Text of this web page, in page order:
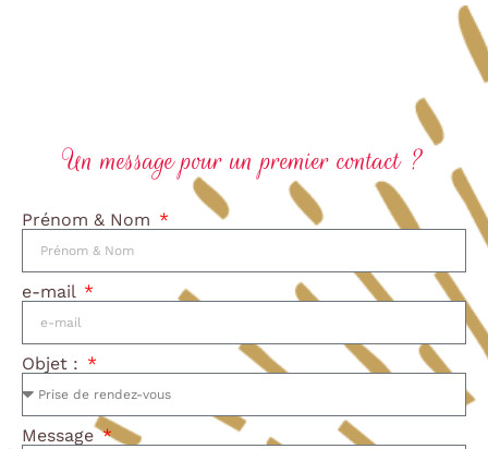
Un message pour un premier contact ?
Prénom & Nom
e-mail
Objet :
Message